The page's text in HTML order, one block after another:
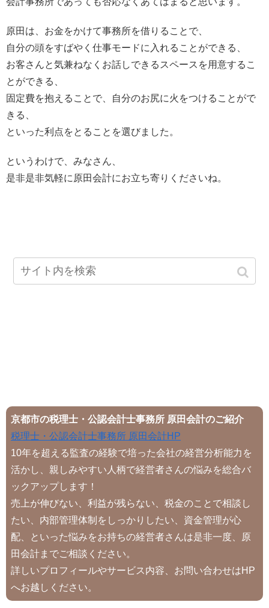
原田は、お金をかけて事務所を借りることで、
自分の頭をすばやく仕事モードに入れることができる、
お客さんと気兼ねなくお話しできるスペースを用意するこ
とができる、
固定費を抱えることで、自分のお尻に火をつけることがで
きる、
といった利点をとることを選びました。
というわけで、みなさん、
是非是非気軽に原田会計にお立ち寄りくださいね。
京都市の税理士・公認会計士事務所 原田会計のご紹介
税理士・公認会計士事務所 原田会計HP
10年を超える監査の経験で培った会社の経営分析能力を
活かし、親しみやすい人柄で経営者さんの悩みを総合バ
ックアップします！
売上が伸びない、利益が残らない、税金のことで相談し
たい、内部管理体制をしっかりしたい、資金管理が心
配、といった悩みをお持ちの経営者さんは是非一度、原
田会計までご相談ください。
詳しいプロフィールやサービス内容、お問い合わせはHP
へお越しください。